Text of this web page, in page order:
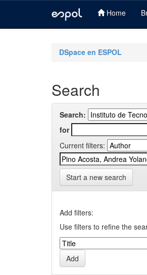
Home
DSpace en ESPOL
Search
Search:
for
Current filters:
Start a new search
Add filters:
Use filters to refine the